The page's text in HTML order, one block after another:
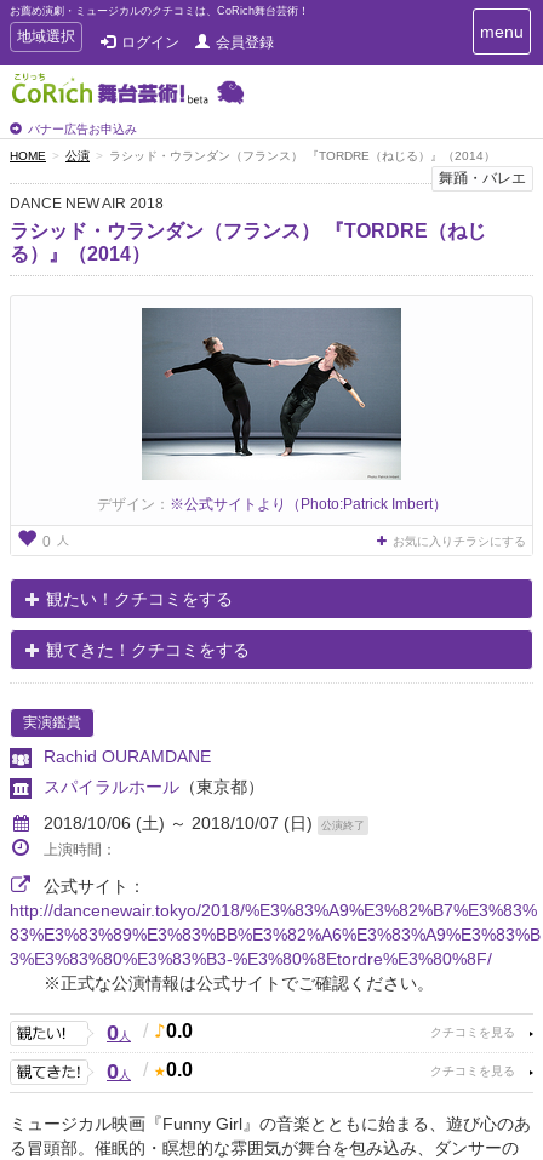
お薦め演劇・ミュージカルのクチコミは、CoRich舞台芸術！
T
o
g
g
e
n
a
v
i
g
a
地域選択 ログイン 会員登録
バナー広告お申込み
T
o
e
n
v
g
a
menu
HOME 公演 ラシッド・ウランダン（フランス） 『TORDRE（ねじる）』（2014）
舞踊・バレエ
DANCE NEW AIR 2018
ラシッド・ウランダン（フランス） 『TORDRE（ねじ
る）』（2014）
デザイン： ※公式サイトより（Photo:Patrick Imbert）
0 人 お気に入りチラシにする
観たい！クチコミをする
観てきた！クチコミをする
実演鑑賞
Rachid OURAMDANE
スパイラルホール （東京都）
2018/10/06 (土) ～ 2018/10/07 (日)
公演終了
上演時間：
公式サイト：
http://dancenewair.tokyo/2018/%E3%83%A9%E3%82%B7%E3%83%
83%E3%83%89%E3%83%BB%E3%82%A6%E3%83%A9%E3%83%B
3%E3%83%80%E3%83%B3-%E3%80%8Etordre%E3%80%8F/
※正式な公演情報は公式サイトでご確認ください。
0人 / 0.0
0人 / 0.0
ミュージカル映画『Funny Girl』の音楽とともに始まる、遊び心のあ
る冒頭部。催眠的・瞑想的な雰囲気が舞台を包み込み、ダンサーの